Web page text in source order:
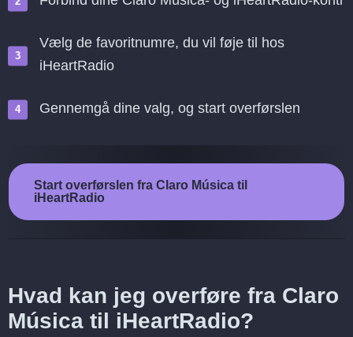
Vælg de favoritnumre, du vil føje til hos
iHeartRadio
Gennemgå dine valg, og start overførslen
Start overførslen fra Claro Música til
iHeartRadio
Hvad kan jeg overføre fra Claro
Música til iHeartRadio?